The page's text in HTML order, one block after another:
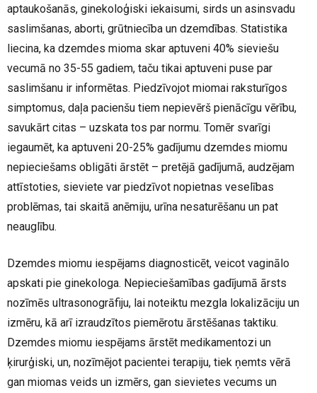
aptaukošanās, ginekoloģiski iekaisumi, sirds un asinsvadu
saslimšanas, aborti, grūtniecība un dzemdības. Statistika
liecina, ka dzemdes mioma skar aptuveni 40% sieviešu
vecumā no 35-55 gadiem, taču tikai aptuveni puse par
saslimšanu ir informētas. Piedzīvojot miomai raksturīgos
simptomus, daļa pacienšu tiem nepievērš pienācīgu vērību,
savukārt citas – uzskata tos par normu. Tomēr svarīgi
iegaumēt, ka aptuveni 20-25% gadījumu dzemdes miomu
nepieciešams obligāti ārstēt – pretējā gadījumā, audzējam
attīstoties, sieviete var piedzīvot nopietnas veselības
problēmas, tai skaitā anēmiju, urīna nesaturēšanu un pat
neauglību.
Dzemdes miomu iespējams diagnosticēt, veicot vaginālo
apskati pie ginekologa. Nepieciešamības gadījumā ārsts
nozīmēs ultrasonogrāfiju, lai noteiktu mezgla lokalizāciju un
izmēru, kā arī izraudzītos piemērotu ārstēšanas taktiku.
Dzemdes miomu iespējams ārstēt medikamentozi un
ķirurģiski, un, nozīmējot pacientei terapiju, tiek ņemts vērā
gan miomas veids un izmērs, gan sievietes vecums un